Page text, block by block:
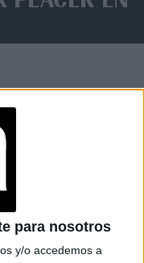
para nosotros
y/o accedemos a